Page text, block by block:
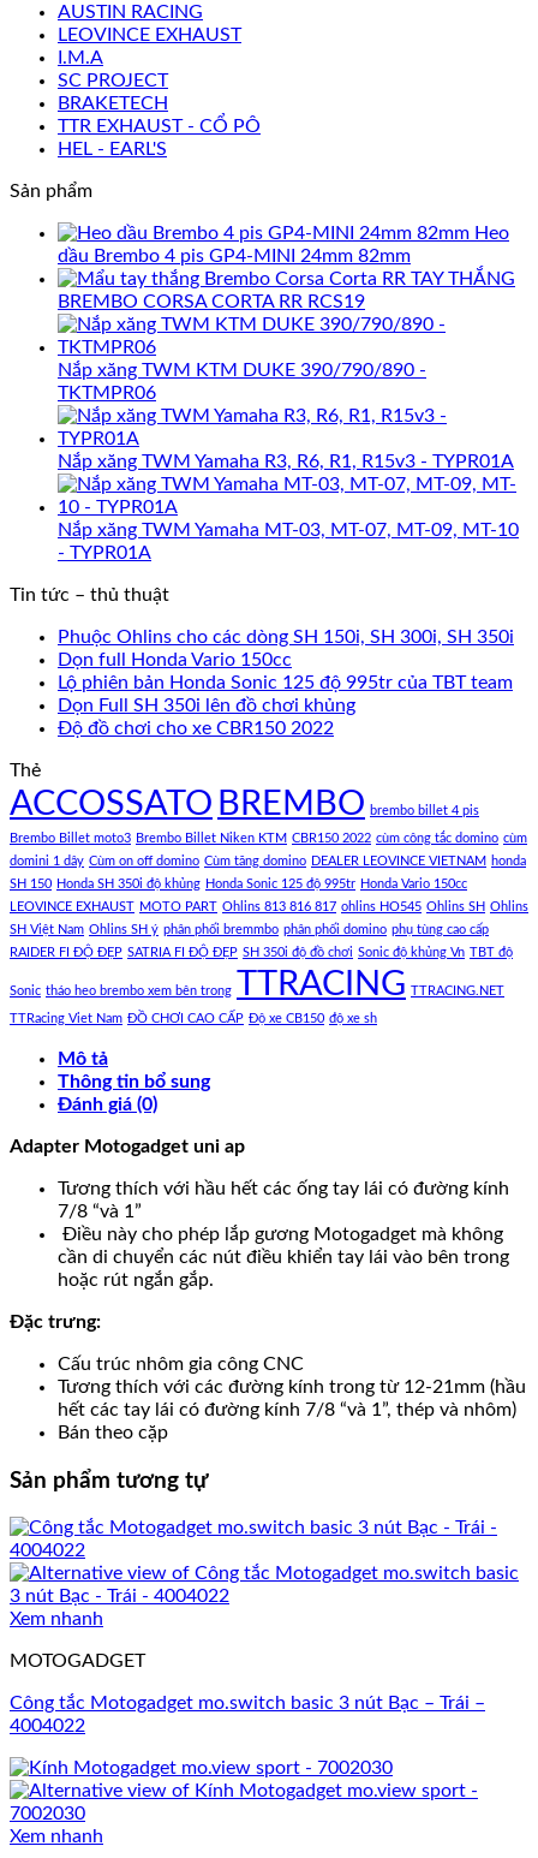
AUSTIN RACING
LEOVINCE EXHAUST
I.M.A
SC PROJECT
BRAKETECH
TTR EXHAUST - CỔ PÔ
HEL - EARL'S
Sản phẩm
Heo
dầu Brembo 4 pis GP4-MINI 24mm 82mm
TAY THẮNG
BREMBO CORSA CORTA RR RCS19
Nắp xăng TWM KTM DUKE 390/790/890 -
TKTMPR06
Nắp xăng TWM Yamaha R3, R6, R1, R15v3 - TYPR01A
Nắp xăng TWM Yamaha MT-03, MT-07, MT-09, MT-10
- TYPR01A
Tin tức – thủ thuật
Phuộc Ohlins cho các dòng SH 150i, SH 300i, SH 350i
Dọn full Honda Vario 150cc
Lộ phiên bản Honda Sonic 125 độ 995tr của TBT team
Dọn Full SH 350i lên đồ chơi khủng
Độ đồ chơi cho xe CBR150 2022
Thẻ
ACCOSSATO BREMBO brembo billet 4 pis
Brembo Billet moto3 Brembo Billet Niken KTM CBR150 2022 cùm công tắc domino cùm
domini 1 dây Cùm on off domino Cùm tăng domino DEALER LEOVINCE VIETNAM honda
SH 150 Honda SH 350i độ khủng Honda Sonic 125 độ 995tr Honda Vario 150cc
LEOVINCE EXHAUST MOTO PART Ohlins 813 816 817 ohlins HO545 Ohlins SH Ohlins
SH Việt Nam Ohlins SH ý phân phối bremmbo phân phối domino phụ tùng cao cấp
RAIDER FI ĐỘ ĐẸP SATRIA FI ĐỘ ĐẸP SH 350i độ đồ chơi Sonic độ khủng Vn TBT độ
Sonic tháo heo brembo xem bên trong TTRACING TTRACING.NET
TTRacing Viet Nam ĐỒ CHƠI CAO CẤP Độ xe CB150 độ xe sh
Mô tả
Thông tin bổ sung
Đánh giá (0)
Adapter Motogadget uni ap
Tương thích với hầu hết các ống tay lái có đường kính
7/8 “và 1”
Điều này cho phép lắp gương Motogadget mà không
cần di chuyển các nút điều khiển tay lái vào bên trong
hoặc rút ngắn gắp.
Đặc trưng:
Cấu trúc nhôm gia công CNC
Tương thích với các đường kính trong từ 12-21mm (hầu
hết các tay lái có đường kính 7/8 “và 1”, thép và nhôm)
Bán theo cặp
Sản phẩm tương tự
Xem nhanh
MOTOGADGET
Công tắc Motogadget mo.switch basic 3 nút Bạc – Trái –
4004022
Xem nhanh